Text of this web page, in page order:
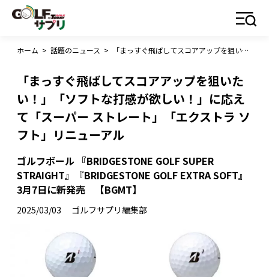
ホーム > 話題のニュース > 「まっすぐ飛ばしてスコアアップを狙いたい！」「ソフトな打感が欲しい！」に応えて「スーパー ストレート」「エクストラ ソフト」リニューアル
「まっすぐ飛ばしてスコアアップを狙いた
い！」「ソフトな打感が欲しい！」に応え
て「スーパー ストレート」「エクストラ ソ
フト」リニューアル
ゴルフボール 『BRIDGESTONE GOLF SUPER
STRAIGHT』『BRIDGESTONE GOLF EXTRA SOFT』
3月7日に新発売 【BGMT】
2025/03/03 ゴルフサプリ編集部